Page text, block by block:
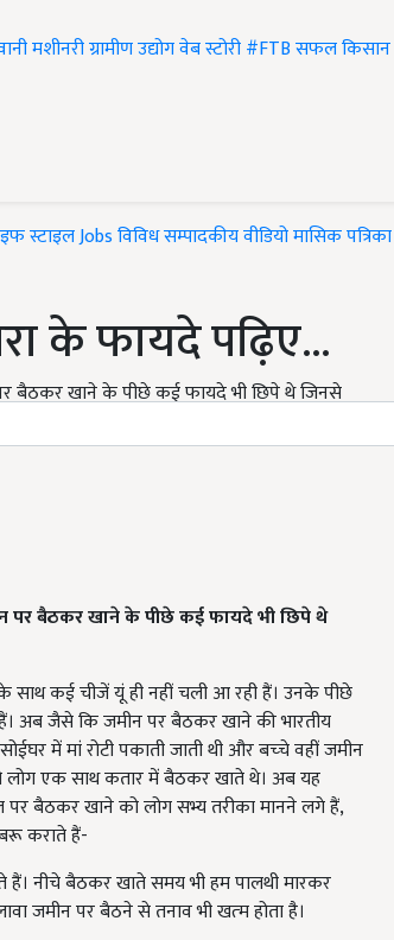
मशीनरीग्रामीण उद्योगवेब स्टोरी#FTBसफल किसान
स्टाइलJobsविविधसम्पादकीयवीडियोमासिक पत्रिका
के फायदे पढ़िए...
बैठकर खाने के पीछे कई फायदे भी छिपे थे जिनसे
पर बैठकर खाने के पीछे कई फायदे भी छिपे थे
कई चीजें यूं ही नहीं चली आ रही हैं। उनके पीछे
अब जैसे कि जमीन पर बैठकर खाने की भारतीय
में मां रोटी पकाती जाती थी और बच्‍चे वहीं जमीन
लोग एक साथ कतार में बैठकर खाते थे। अब यह
पर बैठकर खाने को लोग सभ्‍य तरीका मानने लगे हैं,
कराते हैं-
हैं। नीचे बैठकर खाते समय भी हम पालथी मारकर
जमीन पर बैठने से तनाव भी खत्‍म होता है।